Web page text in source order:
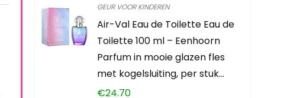
GEUR VOOR KINDEREN
Air-Val Eau de Toilette Eau de
Toilette 100 ml – Eenhoorn
Parfum in mooie glazen fles
met kogelsluiting, per stuk…
€24.70